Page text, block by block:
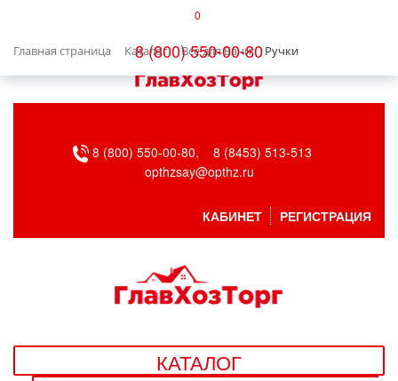
0
8 (800) 550-00-80
Главная страница Каталог Все для Бани Ручки
БЫТОВАЯ ТЕХНИКА
ВЕНТИЛЯЦИЯ
ДАЧА, САД И ОГОРОД
ДЕТСКИЕ ТОВАРЫ
8 (800) 550-00-80,
8 (8453) 513-513
opthzsay@opthz.ru
КАБИНЕТ РЕГИСТРАЦИЯ
КАТАЛОГ